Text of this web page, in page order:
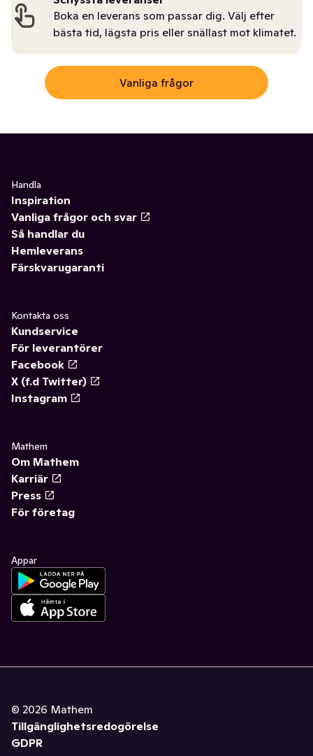
Boka en leverans som passar dig. Välj efter
bästa tid, lägsta pris eller snällast mot klimatet.
Vanliga frågor
Handla
Inspiration
Vanliga frågor och svar
Så handlar du
Hemleverans
Färskvarugaranti
Kontakta oss
Kundservice
För leverantörer
Facebook
X (f.d Twitter)
Instagram
Mathem
Om Mathem
Karriär
Press
För företag
Appar
© 2026 Mathem
Tillgänglighetsredogörelse
GDPR